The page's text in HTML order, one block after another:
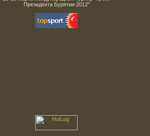
Президента Бурятии-2012"